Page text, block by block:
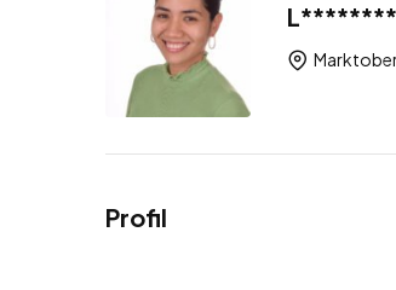
Profil